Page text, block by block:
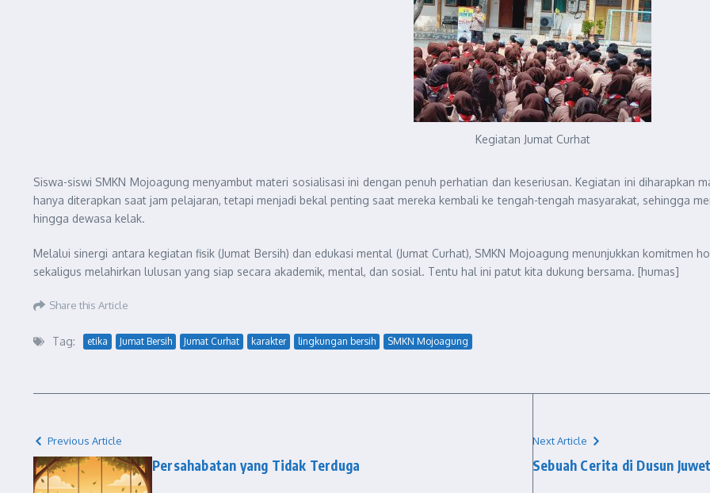
Kegiatan Jumat Curhat
Siswa-siswi SMKN Mojoagung menyambut materi sosialisasi ini dengan penuh perhatian dan keseriusan. Kegiatan ini diharapkan
hanya diterapkan saat jam pelajaran, tetapi menjadi bekal penting saat mereka kembali ke tengah-tengah masyarakat, sehingga
hingga dewasa kelak.
Melalui sinergi antara kegiatan fisik (Jumat Bersih) dan edukasi mental (Jumat Curhat), SMKN Mojoagung menunjukkan komitmen
sekaligus melahirkan lulusan yang siap secara akademik, mental, dan sosial. Tentu hal ini patut kita dukung bersama. [humas]
Share this Article
Tag: etika Jumat Bersih Jumat Curhat karakter lingkungan bersih SMKN Mojoagung
Previous Article
Persahabatan yang Tidak Terduga
Next Article
Sebuah Cerita di Dusun